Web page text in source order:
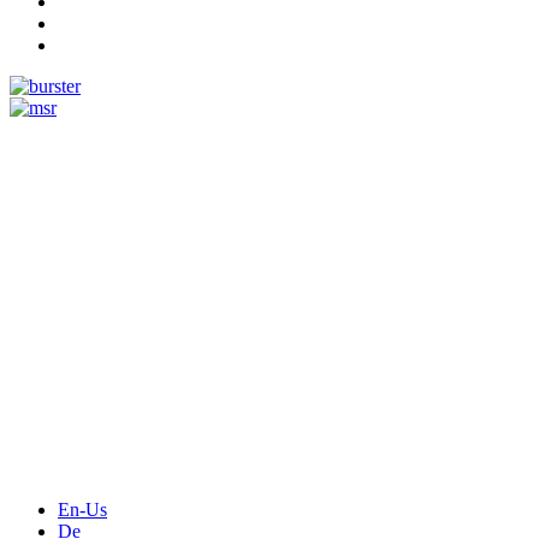
En-Us
De